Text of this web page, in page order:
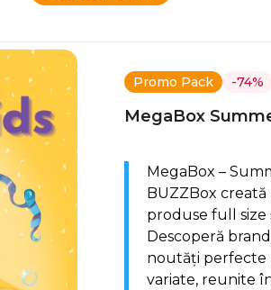
Promo Pack -74%
MegaBox
MegaBox –
BUZZBox
produse full size
Descoperă
noutăți perfecte
variate, reunite